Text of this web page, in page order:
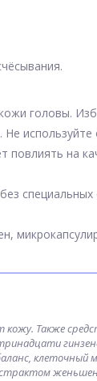
головы.
повлиять на
специальных
Также
клеточный